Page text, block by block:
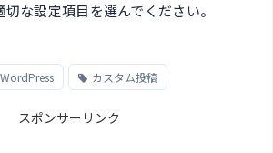
な設定項目を選んでください。
WordPress カスタム投稿
スポンサーリンク